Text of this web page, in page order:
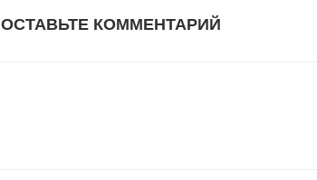
ОСТАВЬТЕ КОММЕНТАРИЙ